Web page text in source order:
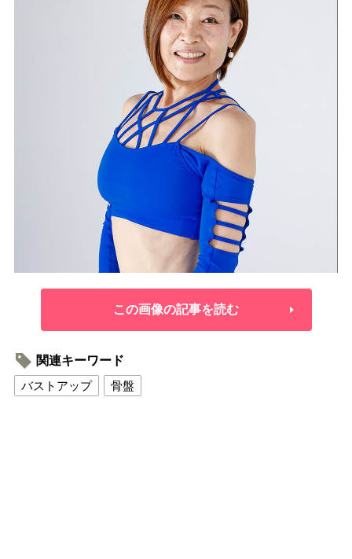
この画像の記事を読む
関連キーワード
バストアップ
骨盤